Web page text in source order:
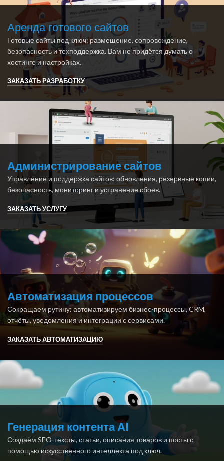
Аренда готового сайтов
Готовые сайты под ключ: размещение, сопровождение,
безопасность и техподдержка. Вам не придётся думать о
хостинге и настройках.
ЗАКАЗАТЬ РАЗРАБОТКУ
Администрирование сайтов
Управление и поддержка сайтов: обновления, резервные копии,
безопасность, мониторинг и устранение сбоев.
ЗАКАЗАТЬ УСЛУГУ
Автоматизация процессов
Сокращаем рутину: автоматизируем бизнес-процессы, CRM,
отчёты, уведомления и интеграции с сервисами.
ЗАКАЗАТЬ АВТОМАТИЗАЦИЮ
Генерация контента AI
Создаём SEO-тексты, статьи, описания товаров и посты с
помощью искусственного интеллекта под ключ.